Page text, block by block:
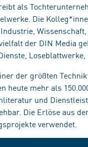
als
Die
der DIN Media
der größten
heute mehr als
und
Die Erlöse aus
verwendet.